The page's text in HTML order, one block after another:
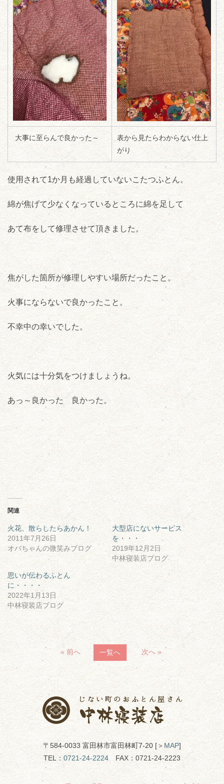
大事に至らんで良かった～
表から見たらわからない仕上
がり
使用されて1か月も経過していないこたつふとん。
綿が焦げて少なくなっているところに綿を足して
あて布をして修理させて頂きました。
焦がした箇所が修理しやすい場所だったこと。
火事にならないで良かったこと。
不幸中の幸いでした。
火気には十分気をつけましょうね。
あっ～良かった 良かった。
関連
火花、散らしたらあかん！
2011年7月26日
オバちゃんの微笑みブログ
大型店にないサービス
を・・・
2019年12月2日
中林寝装店ブログ
思いが伝わるふとん
に・・・・
2022年1月13日
中林寝装店ブログ
« 前へ 一覧へ 次へ »
〒584-0033 富田林市富田林町7-20 [＞MAP]
TEL：0721-24-2224FAX：0721-24-2223